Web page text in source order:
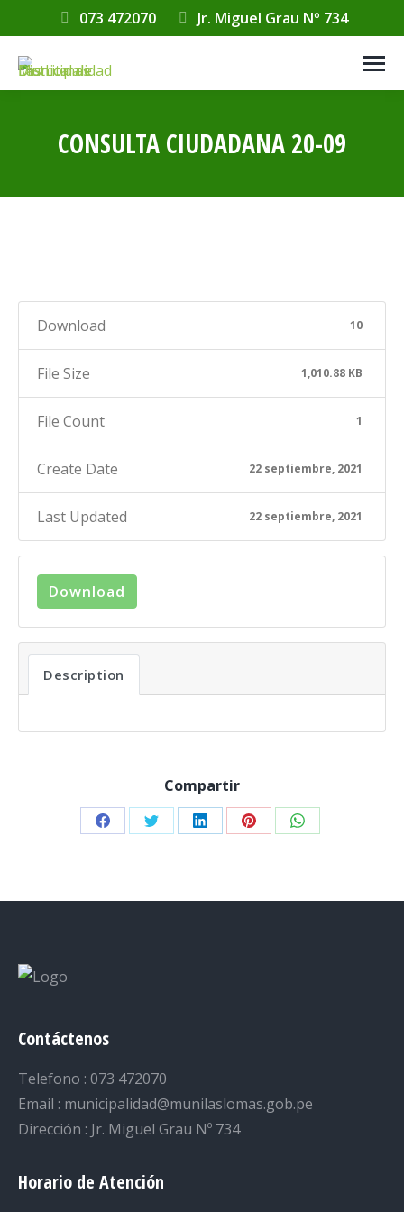
073 472070 Jr. Miguel Grau Nº 734
CONSULTA CIUDADANA 20-09
Download 10
File Size 1,010.88 KB
File Count 1
Create Date 22 septiembre, 2021
Last Updated 22 septiembre, 2021
Download
Description
Compartir
Share Share Share Share Share
Contáctenos
Telefono : 073 472070
Email : municipalidad@munilaslomas.gob.pe
Dirección : Jr. Miguel Grau Nº 734
Horario de Atención